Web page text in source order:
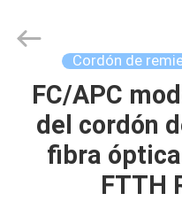
HOGAR
PRODUCTOS
Industry
Reserved.
Cordón de
FC/APC
del cordón
fibra
FTTH